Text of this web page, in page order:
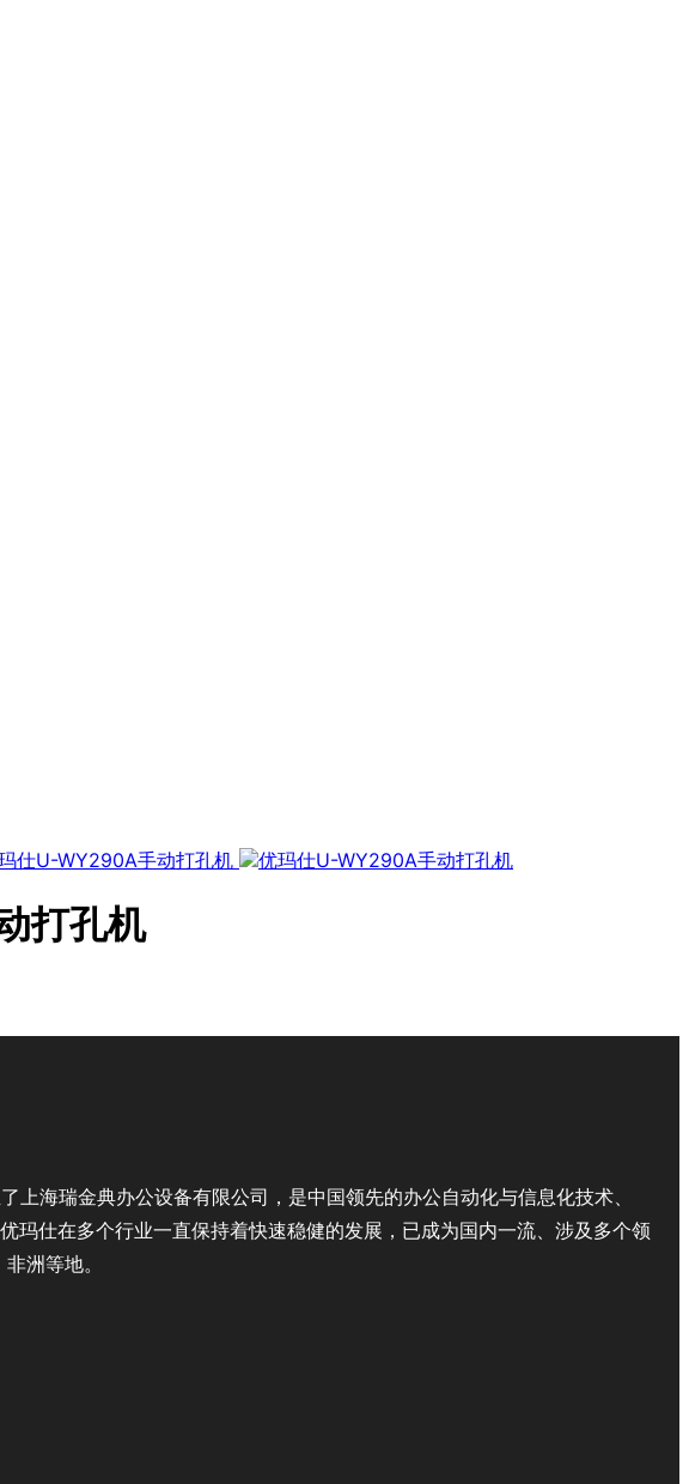
打孔机
海瑞金典办公设备有限公司，是中国领先的办公自动化与信息化技术、
仕在多个行业一直保持着快速稳健的发展，已成为国内一流、涉及多个领
洲等地。